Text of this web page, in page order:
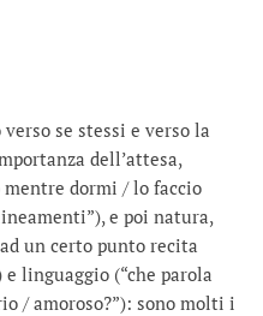
se stessi e verso la
dell’attesa,
dormi / lo faccio
e poi natura,
un certo punto recita
linguaggio (“che parola
/ amoroso?”): sono molti i